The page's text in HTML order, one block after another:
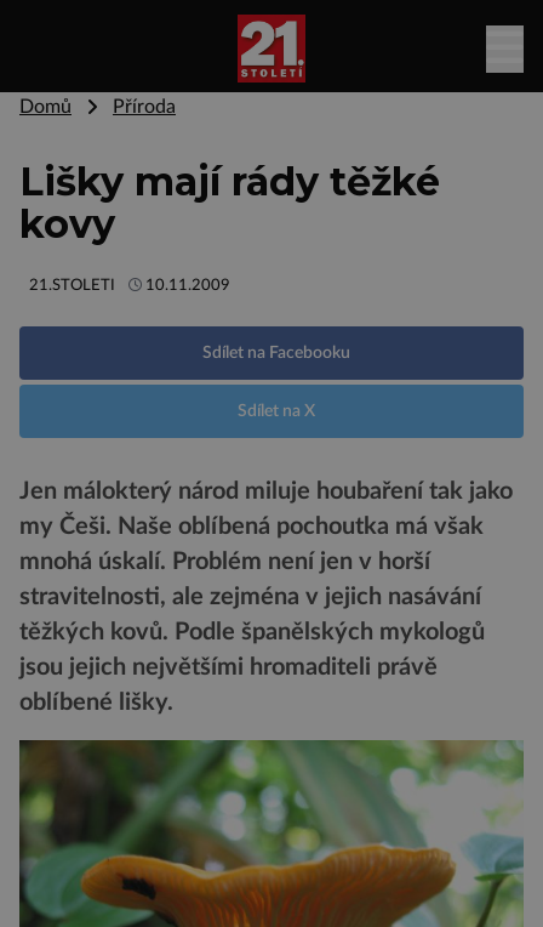
Domů Příroda
Lišky mají rády těžké
kovy
21.STOLETI 10.11.2009
Sdílet na Facebooku
Sdílet na X
Jen málokterý národ miluje houbaření tak jako
my Češi. Naše oblíbená pochoutka má však
mnohá úskalí. Problém není jen v horší
stravitelnosti, ale zejména v jejich nasávání
těžkých kovů. Podle španělských mykologů
jsou jejich největšími hromaditeli právě
oblíbené lišky.